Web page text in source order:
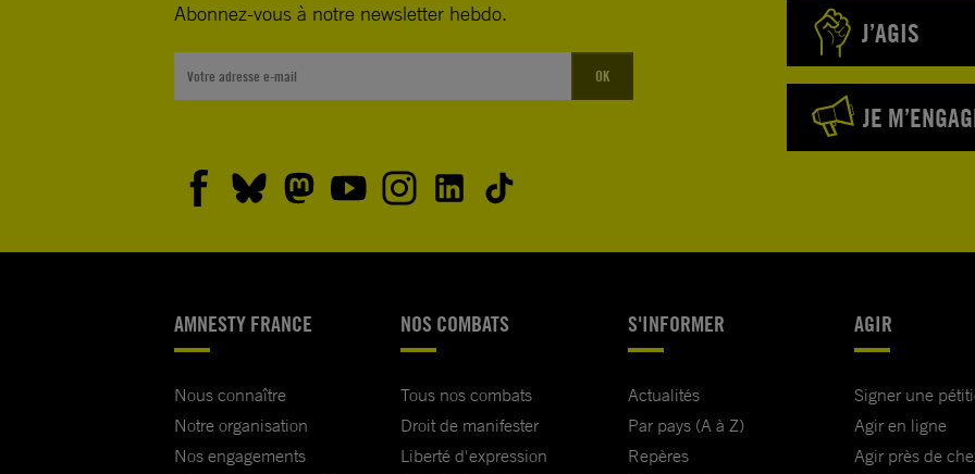
Abonnez-vous à notre newsletter hebdo.
OK
J’AGIS
JE
AMNESTY FRANCE
Nous connaître
Notre organisation
Nos engagements
NOS COMBATS
Tous nos combats
Droit de manifester
Liberté d'expression
S'INFORMER
Actualités
Par pays (A à Z)
Repères
AGIR
Signer une
Agir en ligne
Agir près de